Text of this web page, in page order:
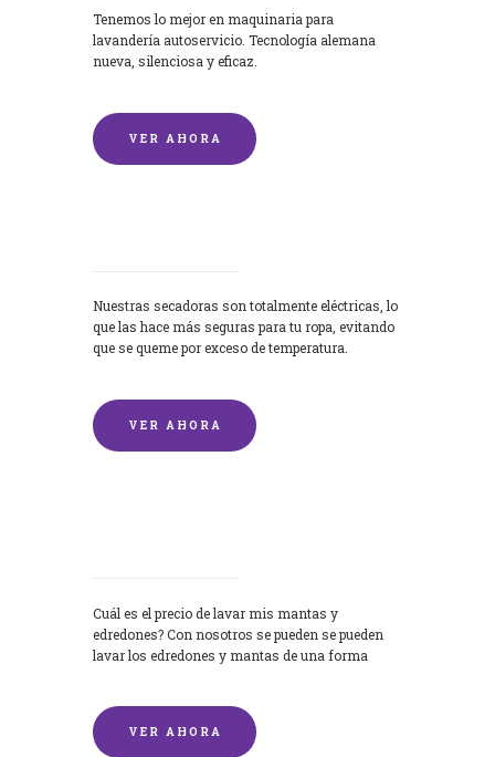
Tenemos lo mejor en maquinaria para
lavandería autoservicio. Tecnología alemana
nueva, silenciosa y eficaz.
VER AHORA
Nuestras secadoras son totalmente eléctricas, lo
que las hace más seguras para tu ropa, evitando
que se queme por exceso de temperatura.
VER AHORA
Cuál es el precio de lavar mis mantas y
edredones? Con nosotros se pueden se pueden
lavar los edredones y mantas de una forma
VER AHORA